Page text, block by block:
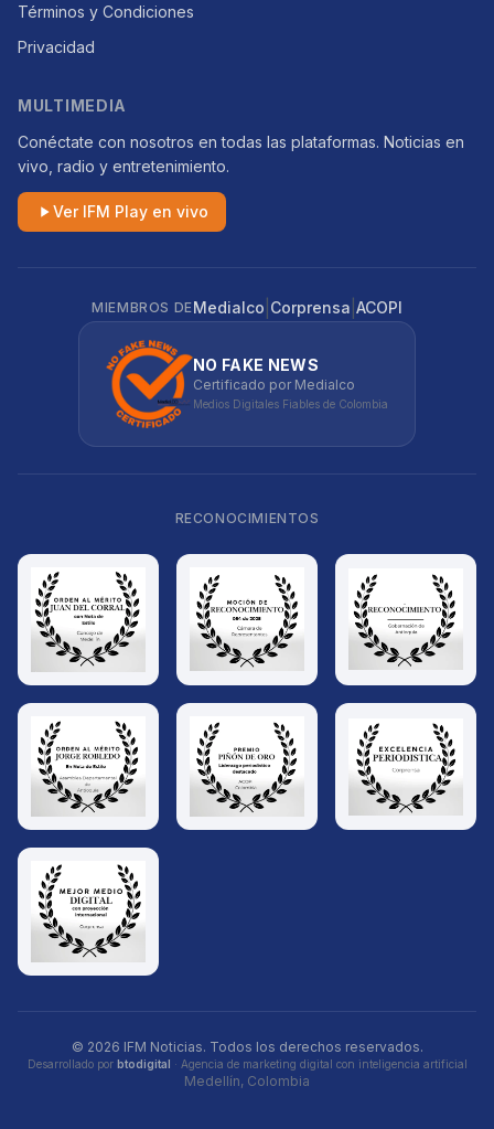
Términos y Condiciones
Privacidad
MULTIMEDIA
Conéctate con nosotros en todas las plataformas. Noticias en
vivo, radio y entretenimiento.
Ver IFM Play en vivo
MIEMBROS DEMedialco Corprensa ACOPI
NO FAKE NEWS
Certificado por Medialco
Medios Digitales Fiables de Colombia
RECONOCIMIENTOS
© 2026 IFM Noticias. Todos los derechos reservados.
Desarrollado por btodigital · Agencia de marketing digital con inteligencia artificial
Medellín, Colombia